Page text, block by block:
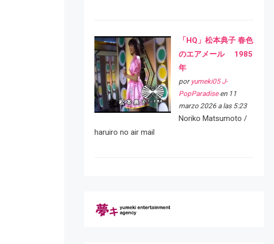
「HQ」松本典子 春色
のエアメール 1985
年
por yumeki05 J-
PopParadiseen 11
marzo 2026 a las 5:23
Noriko Matsumoto /
haruiro no air mail